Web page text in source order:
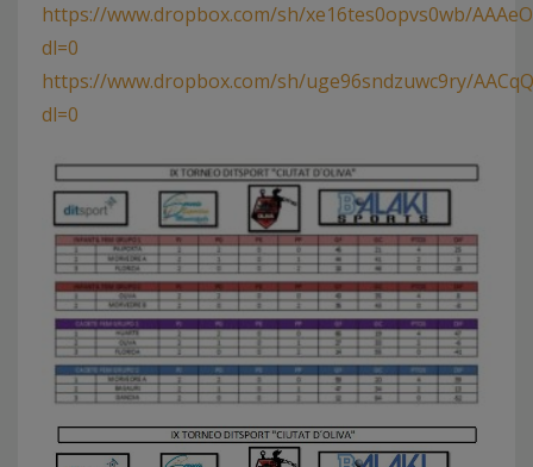
https://www.dropbox.com/sh/xe16tes0opvs0wb/
dl=0
https://www.dropbox.com/sh/uge96sndzuwc9ry/
dl=0